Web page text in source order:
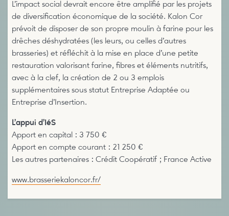
L’impact social devrait encore être amplifié par les projets
de diversification économique de la société. Kalon Cor
prévoit de disposer de son propre moulin à farine pour les
drêches déshydratées (les leurs, ou celles d’autres
brasseries) et réfléchit à la mise en place d’une petite
restauration valorisant farine, fibres et éléments nutritifs,
avec à la clef, la création de 2 ou 3 emplois
supplémentaires sous statut Entreprise Adaptée ou
Entreprise d’Insertion.
L’appui d’IéS
Apport en capital : 3 750 €
Apport en compte courant : 21 250 €
Les autres partenaires : Crédit Coopératif ; France Active
www.brasseriekaloncor.fr/